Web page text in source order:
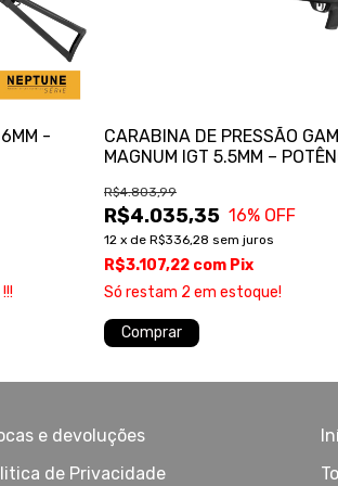
-
CARABINA DE PRESSÃO
MAGNUM IGT 5.5MM –
R$4.035,35
R$4.803,99
16% OFF
12 x de R$336,28 sem juros
R$3.107,22 com Pix
Só restam 2 em estoque!
Comprar
e devoluções
de Privacidade